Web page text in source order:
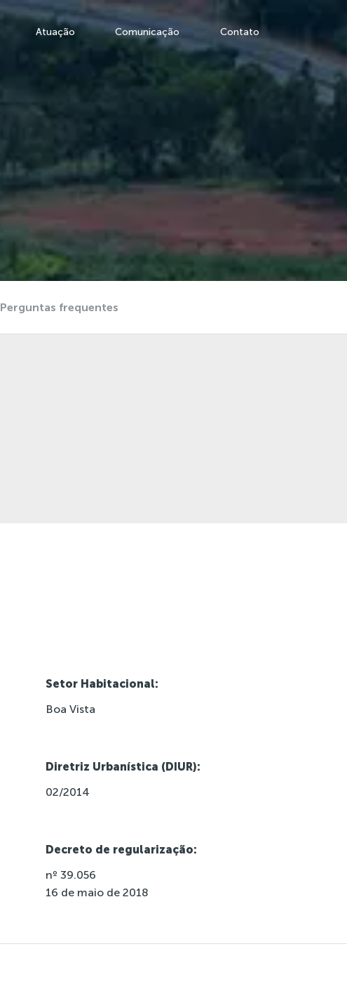
Atuação Comunicação Contato
Perguntas frequentes
Setor Habitacional:
Boa Vista
Diretriz Urbanística (DIUR):
02/2014
Decreto de regularização:
nº 39.056
16 de maio de 2018